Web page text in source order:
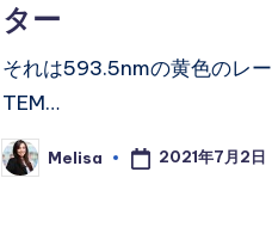
ター
それは593.5nmの黄色のレー
TEM…
Posted
by
Melisa 2021年7月2日